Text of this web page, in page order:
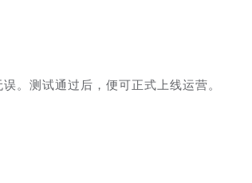
。测试通过后，便可正式上线运营。